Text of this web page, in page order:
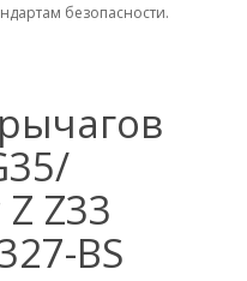
безопасности.
Z33
BS